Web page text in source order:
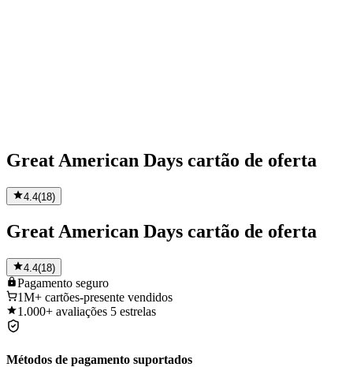
Great American Days cartão de oferta
4.4(18)
Great American Days cartão de oferta
4.4(18)
Pagamento seguro
1M+ cartões-presente vendidos
1.000+ avaliações 5 estrelas
Métodos de pagamento suportados